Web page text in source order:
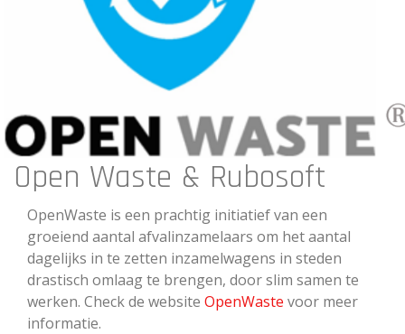
Open Waste & Rubosoft
OpenWaste is een prachtig initiatief van een
groeiend aantal afvalinzamelaars om het aantal
dagelijks in te zetten inzamelwagens in steden
drastisch omlaag te brengen, door slim samen te
werken. Check de website OpenWaste voor meer
informatie.